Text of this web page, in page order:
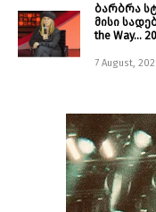
ბარბრა
მისი
the Way…
7 August,